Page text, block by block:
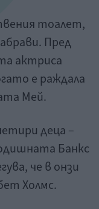
тоалет,
Пред
актриса
е раждала
Мей.
деца –
Банкс
че в онзи
Холмс.